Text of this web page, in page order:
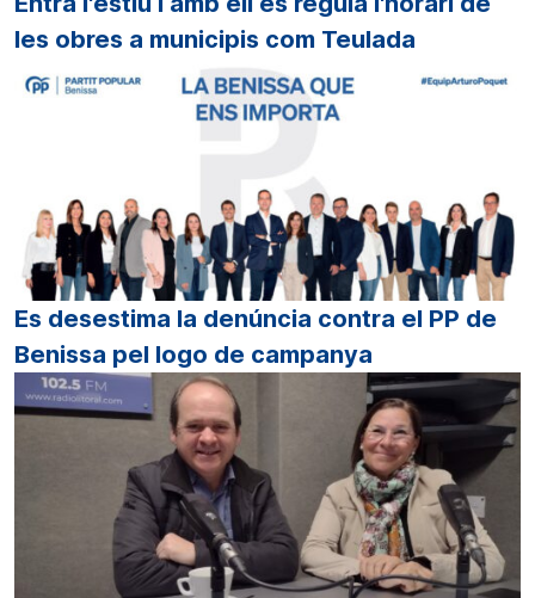
les obres a municipis com Teulada
Es desestima la denúncia contra el PP de
Benissa pel logo de campanya